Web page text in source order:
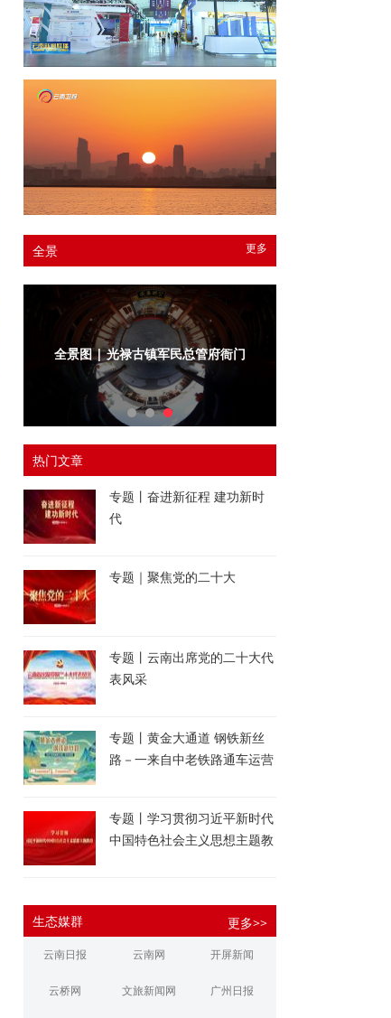
更多
全景
全景图 | 光禄古镇军民总管府
热门文章
专题丨奋进新征程 建功新时
代
专题｜聚焦党的二十大
专题丨云南出席党的二十大代
表风采
专题丨黄金大通道 钢铁新丝
路－一来自中老铁路通车运营
专题丨学习贯彻习近平新时代
中国特色社会主义思想主题教
生态媒群 更多>>
云南日报 云南网 开屏新闻
云桥网 文旅新闻网 广州日报